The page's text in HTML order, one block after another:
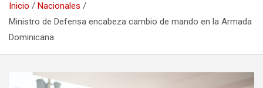
Inicio
Nacionales
Ministro de Defensa encabeza cambio de mando en la Armada
Dominicana